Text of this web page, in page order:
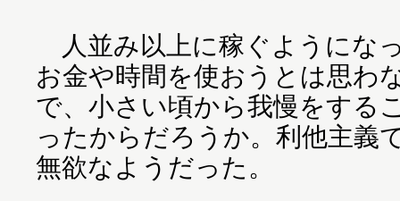
人並み以上に稼ぐようにな
お金や時間を使おうとは思わ
で、小さい頃から我慢をする
ったからだろうか。利他主義
無欲なようだった。